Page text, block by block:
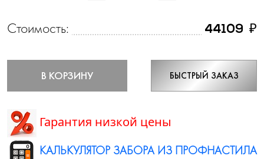
Стоимость: 44109 ₽
В КОРЗИНУ БЫСТРЫЙ ЗАКАЗ
Гарантия низкой цены
КАЛЬКУЛЯТОР ЗАБОРА ИЗ ПРОФНАСТИЛА